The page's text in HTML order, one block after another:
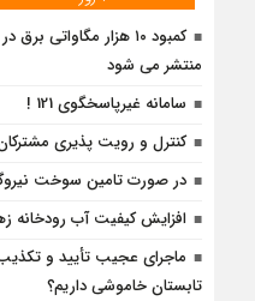
کمبود ۱۰ هزار
منتشر می شود
سامانه غیرپاسخگوی 121 !
کنترل و رویت پذیری مشترکان پرمصرف با ۶۸۰
در صورت تامین سوخت
افزایش کیفیت آب رودخانه
ماجرای عجیب تأیید و
تابستان خاموشی داریم؟